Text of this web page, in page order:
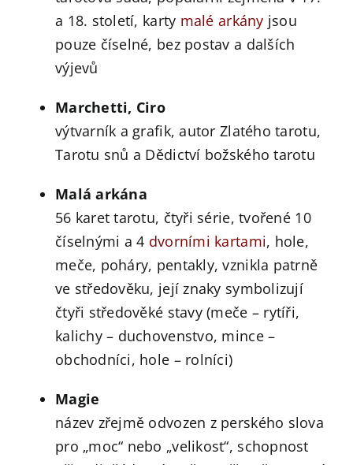
a 18. století, karty malé arkány jsou
pouze číselné, bez postav a dalších
výjevů
Marchetti, Ciro
výtvarník a grafik, autor Zlatého tarotu,
Tarotu snů a Dědictví božského tarotu
Malá arkána
56 karet tarotu, čtyři série, tvořené 10
číselnými a 4 dvorními kartami, hole,
meče, poháry, pentakly, vznikla patrně
ve středověku, její znaky symbolizují
čtyři středověké stavy (meče – rytíři,
kalichy – duchovenstvo, mince –
obchodníci, hole – rolníci)
Magie
název zřejmě odvozen z perského slova
pro „moc“ nebo „velikost“, schopnost